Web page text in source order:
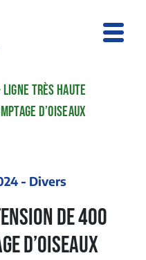
LIGNE TRÈS HAUTE
D’OISEAUX
- Divers
de 400
d’oiseaux